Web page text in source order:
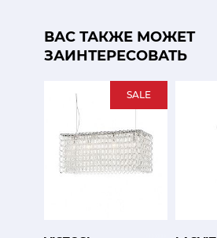
ВАС ТАКЖЕ МОЖЕТ
ЗАИНТЕРЕСОВАТЬ
SALE